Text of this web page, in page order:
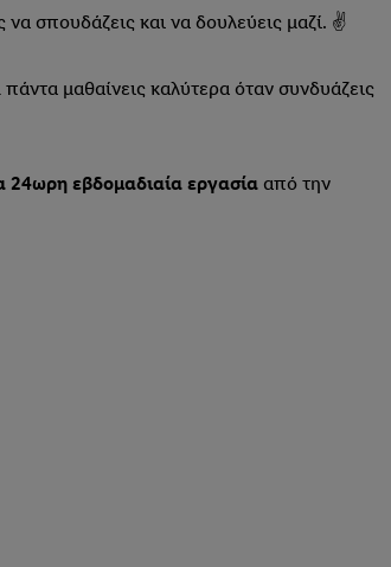
σπουδάζεις και να δουλεύεις μαζί. ✌
μαθαίνεις καλύτερα όταν συνδυάζεις
24ωρη εβδομαδιαία εργασία από την